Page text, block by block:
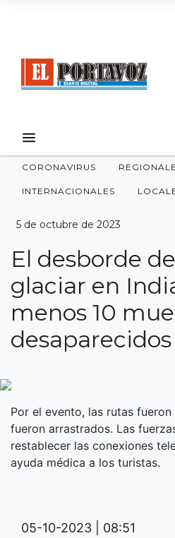
CORONAVIRUS
INTERNACIONALES
5 de octubre de 2023
El desborde
glaciar en
menos 10
desaparecidos
Por el evento, las rutas
fueron arrastrados. Las
restablecer las conexiones
ayuda médica a los turistas.
05-10-2023 | 08:51